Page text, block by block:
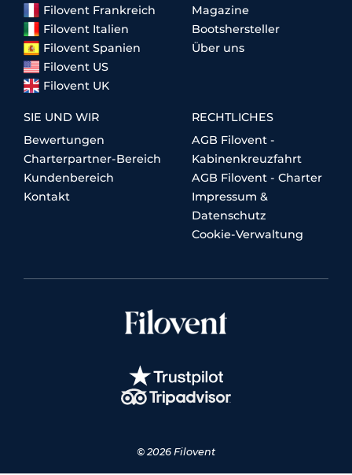
Filovent Frankreich
Filovent Italien
Filovent Spanien
Filovent US
Filovent UK
Magazine
Bootshersteller
Über uns
SIE UND WIR
Bewertungen
Charterpartner-Bereich
Kundenbereich
Kontakt
RECHTLICHES
AGB Filovent -
Kabinenkreuzfahrt
AGB Filovent - Charter
Impressum &
Datenschutz
Cookie-Verwaltung
© 2026 Filovent